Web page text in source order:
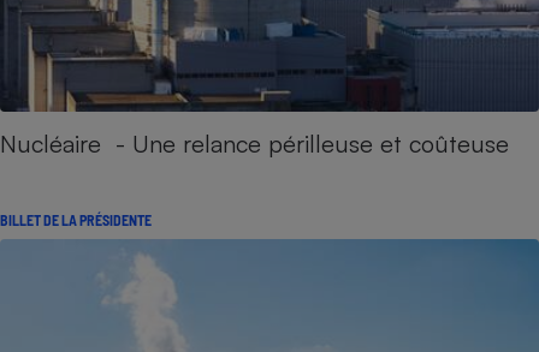
Nucléaire - Une relance périlleuse et coûteuse
BILLET DE LA PRÉSIDENTE